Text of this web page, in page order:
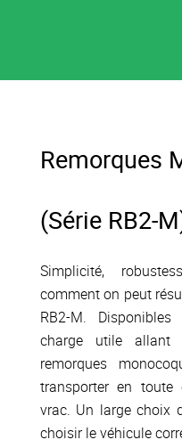
Remorques
(Série RB2-
Simplicité,
comment on peut
RB2-M.
charge utile
remorques
transporter en toute
vrac. Un large choix
choisir le véhicule